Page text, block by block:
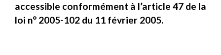
accessible conformément à l’article 47 de la
loi n° 2005-102 du 11 février 2005.